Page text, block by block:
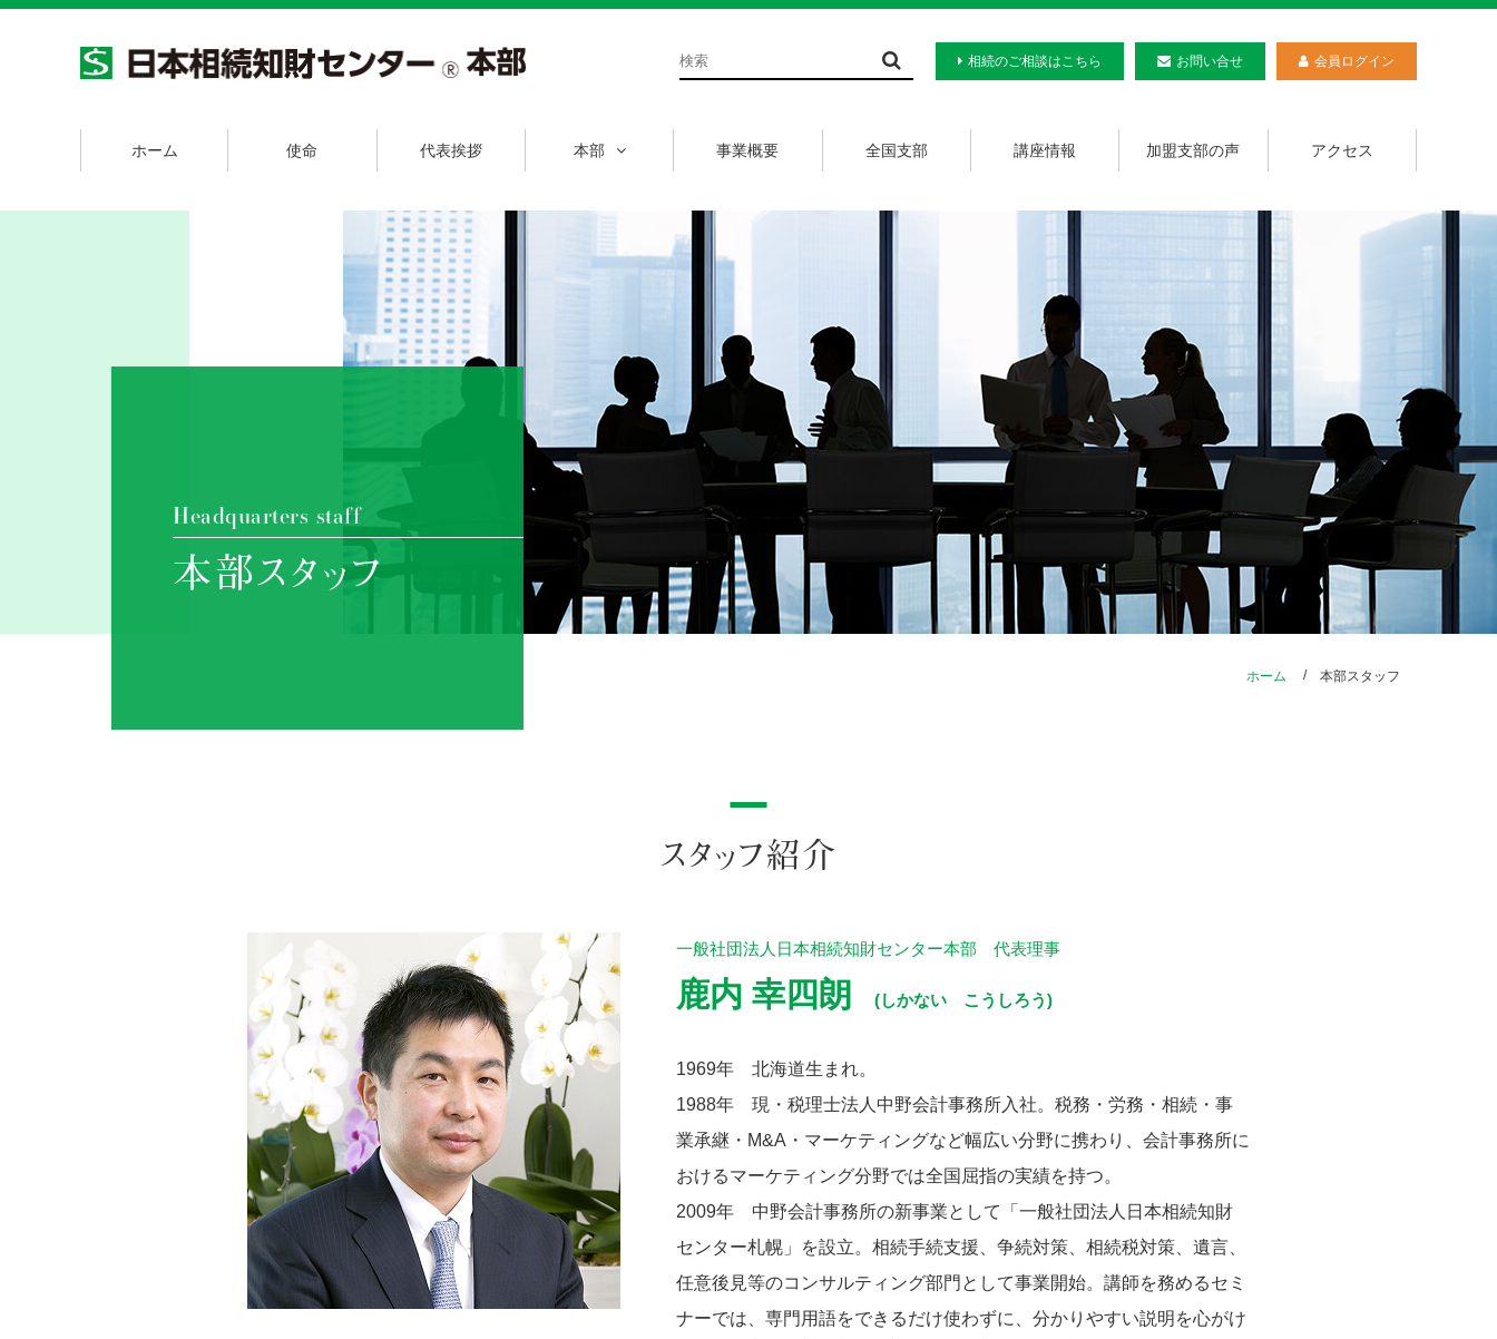
相続のご相談はこちら お問い合せ 会員ログイン
ホーム 使命 代表挨拶 本部 事業概要 全国支部 講座情報 加盟支部の声 アクセス
Headquarters staff
本部スタッフ
ホーム 本部スタッフ
スタッフ紹介
一般社団法人日本相続知財センター本部 代表理事
鹿内 幸四朗 (しかない こうしろう)
1969年 北海道生まれ。
1988年 現・税理士法人中野会計事務所入社。税務・労務・相続・事
業承継・M&A・マーケティングなど幅広い分野に携わり、会計事務所に
おけるマーケティング分野では全国屈指の実績を持つ。
2009年 中野会計事務所の新事業として「一般社団法人日本相続知財
センター札幌」を設立。相続手続支援、争続対策、相続税対策、遺言、
任意後見等のコンサルティング部門として事業開始。講師を務めるセミ
ナーでは、専門用語をできるだけ使わずに、分かりやすい説明を心がけ